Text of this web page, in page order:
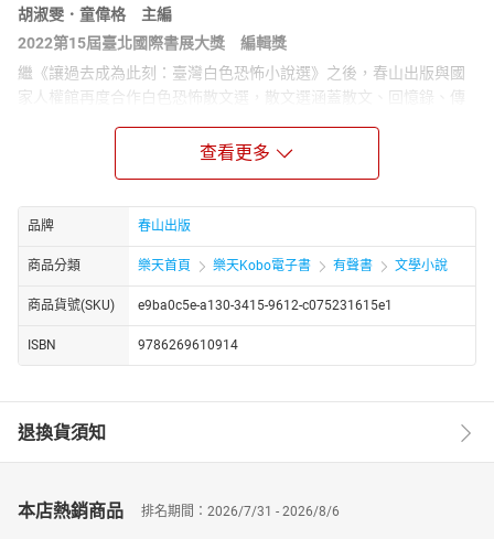
胡淑雯．童偉格 主編
2022第15屆臺北國際書展大獎 編輯獎
繼《讓過去成為此刻：臺灣白色恐怖小說選》之後，春山出版與國
家人權館再度合作白色恐怖散文選，散文選涵蓋散文、回憶錄、傳
中，精選四十七篇作品，四十三位作者，近九十萬字的規模，本次
獄作家、青春、地下黨、女人、身體、特務、島等七大主題，並由
研究者逐篇注釋，增強背景理解。
在這個選集中，我們將首次將這些受挫、受辱或者心靈扭曲的主體
放置一處，甚至涵蓋特務、線民等加害者與協力者，也注重多元族
聲，像是一個巨大的人性劇場。我們在這些活生生的記憶中，找到
一條通往人間之路，看到無辜受難者、革命者、人生遭到毀棄的家
真實人性，在這個人性劇場中，觀者將找到自己的位置與啟示，同
時也找到與這些歷史的聯繫，以人性的方式。
季季 行走的樹：追懷我與「民主臺灣聯盟」案的時代［節選］（朗
查看更多
品牌 春山出版
商品分類 樂天首頁 樂天Kobo電子書 有聲書 文學小說
商品貨號(SKU) e9ba0c5e-a130-3415-9612-c075231615e1
ISBN 9786269610914
退換貨須知
本店熱銷商品 排名期間：2026/7/31 - 2026/8/6